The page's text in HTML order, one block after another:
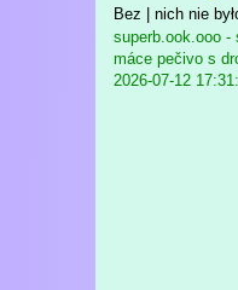
Bez | nich nie
superb.ook.ooo -
máce pečivo s
2026-07-12